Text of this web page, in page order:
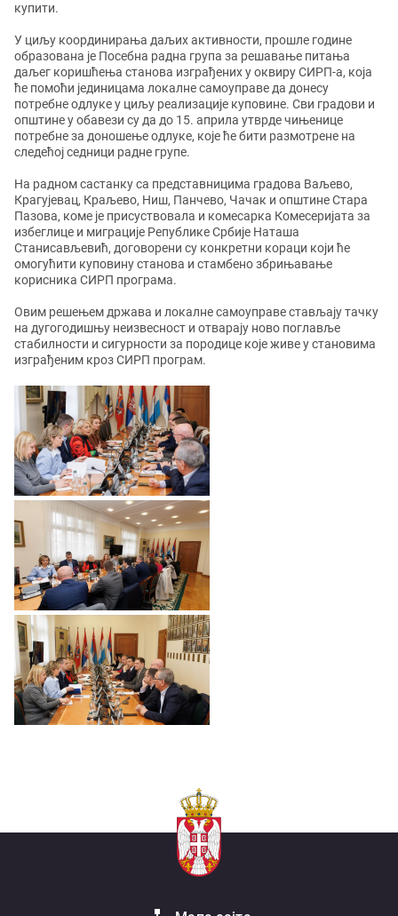
купити.
У циљу координирања даљих активности, прошле године
образована је Посебна радна група за решавање питања
даљег коришћења станова изграђених у оквиру СИРП-а, која
ће помоћи јединицама локалне самоуправе да донесу
потребне одлуке у циљу реализације куповине. Сви градови и
општине у обавези су да до 15. априла утврде чињенице
потребне за доношење одлуке, које ће бити размотрене на
следећој седници радне групе.
На радном састанку са представницима градова Ваљево,
Крагујевац, Краљево, Ниш, Панчево, Чачак и општине Стара
Пазова, коме је присуствовала и комесарка Комесеријата за
избеглице и миграције Републике Србије Наташа
Станисављевић, договорени су конкретни кораци који ће
омогућити куповину станова и стамбено збрињавање
корисника СИРП програма.
Овим решењем држава и локалне самоуправе стављају тачку
на дугогодишњу неизвесност и отварају ново поглавље
стабилности и сигурности за породице које живе у становима
изграђеним кроз СИРП програм.